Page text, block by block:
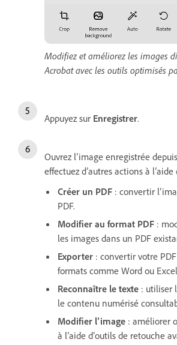
Modifiez et améliorez les images
Acrobat avec les outils optimisés
Appuyez sur Enregistrer.
Ouvrez l’image enregistrée depuis
effectuez d’autres actions à
Créer un PDF : convertir
PDF.
Modifier au format PDF :
les images dans un PDF
Exporter : convertir votre
formats comme Word ou
Reconnaître le texte : utiliser
le contenu numérisé
Modifier l’image : améliorer
à l’aide d’outils de retouche